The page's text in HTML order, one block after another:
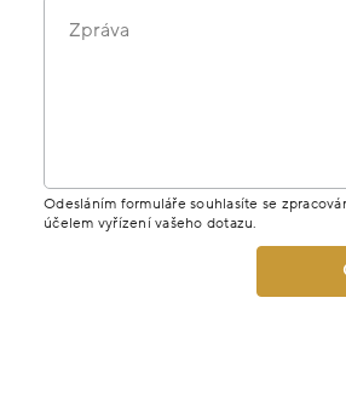
Zpráva
Odesláním formuláře souhlasíte se
účelem vyřízení vašeho dotazu.